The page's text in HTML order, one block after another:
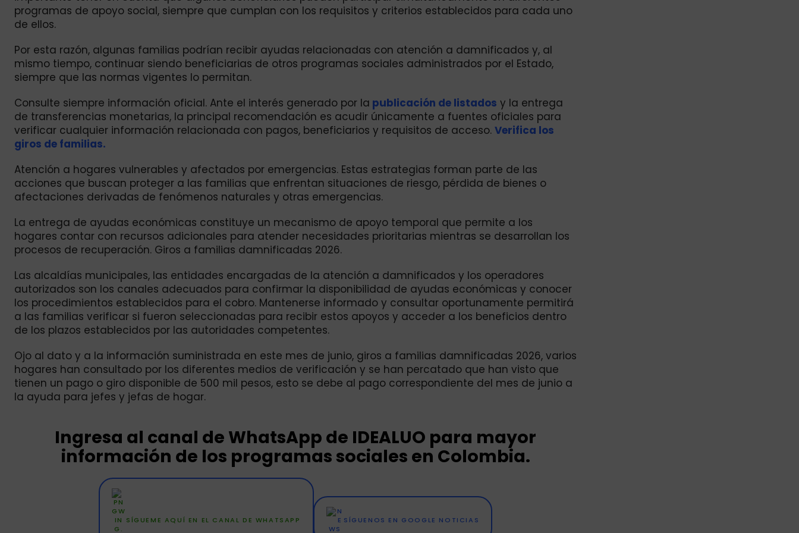
programas de apoyo social, siempre que cumplan con los requisitos y criterios establecidos para cada uno
de ellos.
Por esta razón, algunas familias podrían recibir ayudas relacionadas con atención a damnificados y, al
mismo tiempo, continuar siendo beneficiarias de otros programas sociales administrados por el Estado,
siempre que las normas vigentes lo permitan.
Consulte siempre información oficial. Ante el interés generado por la publicación de listados y la entrega
de transferencias monetarias, la principal recomendación es acudir únicamente a fuentes oficiales para
verificar cualquier información relacionada con pagos, beneficiarios y requisitos de acceso. Verifica los
giros de familias.
Atención a hogares vulnerables y afectados por emergencias. Estas estrategias forman parte de las
acciones que buscan proteger a las familias que enfrentan situaciones de riesgo, pérdida de bienes o
afectaciones derivadas de fenómenos naturales y otras emergencias.
La entrega de ayudas económicas constituye un mecanismo de apoyo temporal que permite a los
hogares contar con recursos adicionales para atender necesidades prioritarias mientras se desarrollan los
procesos de recuperación. Giros a familias damnificadas 2026.
Las alcaldías municipales, las entidades encargadas de la atención a damnificados y los operadores
autorizados son los canales adecuados para confirmar la disponibilidad de ayudas económicas y conocer
los procedimientos establecidos para el cobro. Mantenerse informado y consultar oportunamente permitirá
a las familias verificar si fueron seleccionadas para recibir estos apoyos y acceder a los beneficios dentro
de los plazos establecidos por las autoridades competentes.
Ojo al dato y a la información suministrada en este mes de junio, giros a familias damnificadas 2026, varios
hogares han consultado por los diferentes medios de verificación y se han percatado que han visto que
tienen un pago o giro disponible de 500 mil pesos, esto se debe al pago correspondiente del mes de junio a
la ayuda para jefes y jefas de hogar.
Ingresa al canal de WhatsApp de IDEALUO para mayor
información de los programas sociales en Colombia.
SÍGUEME AQUÍ EN EL CANAL DE WHATSAPP SÍGUENOS EN GOOGLE NOTICIAS